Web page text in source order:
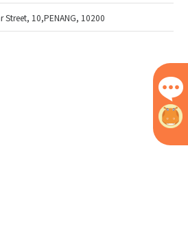
Street, 10,PENANG, 10200